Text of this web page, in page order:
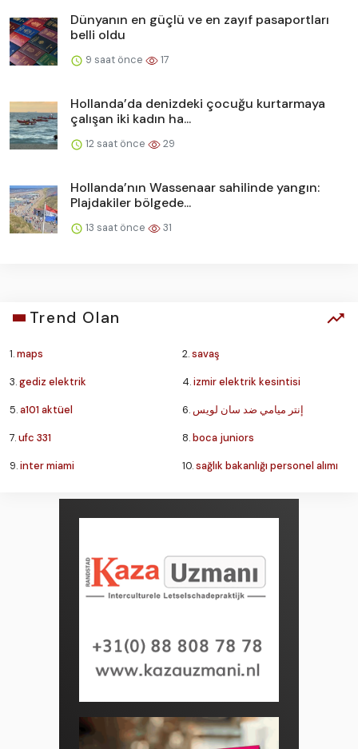
Dünyanın en güçlü ve en zayıf pasaportları
belli oldu
9 saat önce 17
Hollanda’da denizdeki çocuğu kurtarmaya
çalışan iki kadın ha...
12 saat önce 29
Hollanda’nın Wassenaar sahilinde yangın:
Plajdakiler bölgede...
13 saat önce 31
Trend Olan
1.maps 2.savaş
3.gediz elektrik 4.izmir elektrik kesintisi
5.a101 aktüel 6. إنتر ميامي ضد سان لويس
7.ufc 331 8.boca juniors
9.inter miami 10.sağlık bakanlığı personel alımı